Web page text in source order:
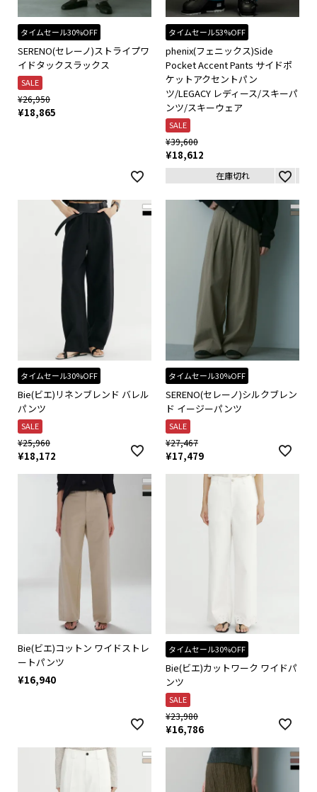
タイムセール30%OFF
SERENO(セレーノ)ストライプワ
イドタックスラックス
SALE
¥26,950
¥18,865
タイムセール53%OFF
phenix(フェニックス)Side
Pocket Accent Pants サイドポ
ケットアクセントパン
ツ/LEGACY レディース/スキーパ
ンツ/スキーウェア
SALE
¥39,600
¥18,612
在庫切れ
タイムセール30%OFF
Bie(ビエ)リネンブレンド バレル
パンツ
SALE
¥25,960
¥18,172
タイムセール30%OFF
SERENO(セレーノ)シルクブレン
ド イージーパンツ
SALE
¥27,467
¥17,479
Bie(ビエ)コットン ワイドストレ
ートパンツ
¥16,940
タイムセール30%OFF
Bie(ビエ)カットワーク ワイドパ
ンツ
SALE
¥23,980
¥16,786